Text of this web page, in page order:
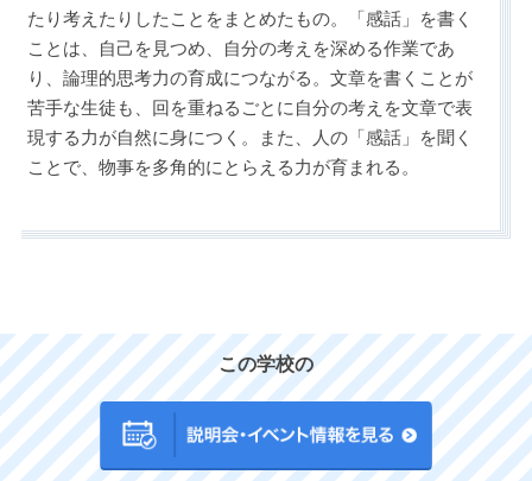
たり考えたりしたことをまとめたもの。「感話」を書く
ことは、自己を見つめ、自分の考えを深める作業であ
り、論理的思考力の育成につながる。文章を書くことが
苦手な生徒も、回を重ねるごとに自分の考えを文章で表
現する力が自然に身につく。また、人の「感話」を聞く
ことで、物事を多角的にとらえる力が育まれる。
この学校の